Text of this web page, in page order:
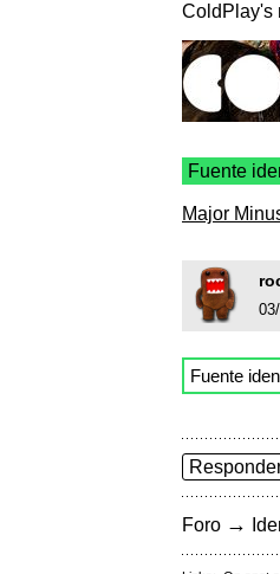
ColdPlay's
Fuente
Major
Fuente
Foro →